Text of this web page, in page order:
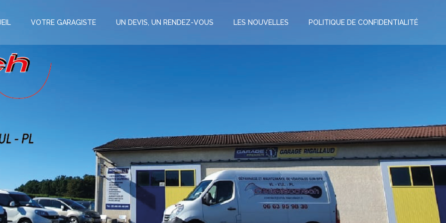
VOTRE GARAGISTE UN DEVIS, UN RENDEZ-VOUS LES NOUVELLES POLITIQUE DE CONFIDENTIALITÉ